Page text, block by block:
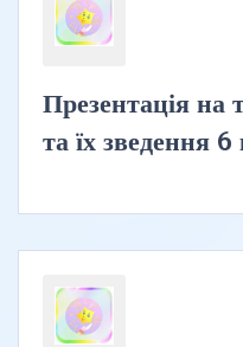
Презентація на
та їх зведення